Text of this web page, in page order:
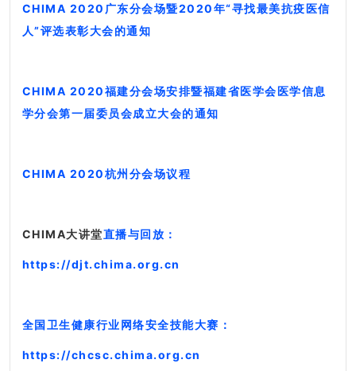
CHIMA 2020广东分会场暨2020年“寻找最美抗疫医信
人”评选表彰大会的通知
CHIMA 2020福建分会场安排暨福建省医学会医学信息
学分会第一届委员会成立大会的通知
CHIMA 2020杭州分会场议程
CHIMA大讲堂直播与回放：
https://djt.chima.org.cn
全国卫生健康行业网络安全技能大赛：
https://chcsc.chima.org.cn